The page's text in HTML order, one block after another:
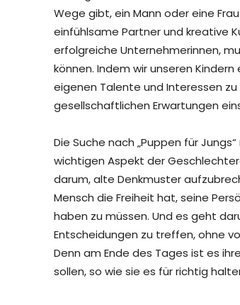
Wege gibt, ein Mann oder eine
einfühlsame Partner und kreative
erfolgreiche Unternehmerinnen,
können. Indem wir unseren
eigenen Talente und Interessen
gesellschaftlichen Erwartungen
Die Suche nach „Puppen für
wichtigen Aspekt der
darum, alte Denkmuster
Mensch die Freiheit hat, seine
haben zu müssen. Und es geht
Entscheidungen zu treffen, ohne
Denn am Ende des Tages ist es
sollen, so wie sie es für richtig